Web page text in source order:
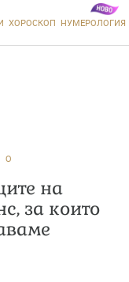
ХОРОСКОП НУМЕРОЛОГИЯ
на
за които